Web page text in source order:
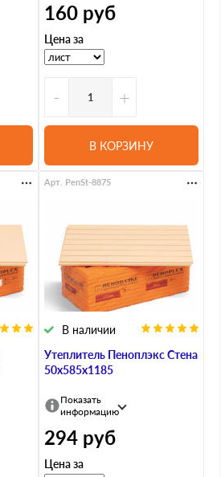
160 руб
Цена за
- +
В КОРЗИНУ
Утеплитель Пеноплэкс Стена
50х585х1185
В наличии
Арт. PenSt-8875
Показать
информацию
294 руб
Цена за